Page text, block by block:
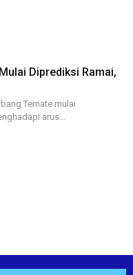
Diprediksi Ramai,
Ternate mulai
arus…